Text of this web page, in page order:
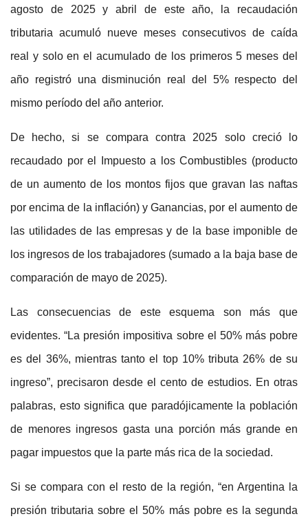
agosto de 2025 y abril de este año, la recaudación
tributaria acumuló nueve meses consecutivos de caída
real y solo en el acumulado de los primeros 5 meses del
año registró una disminución real del 5% respecto del
mismo período del año anterior.
De hecho, si se compara contra 2025 solo creció lo
recaudado por el Impuesto a los Combustibles (producto
de un aumento de los montos fijos que gravan las naftas
por encima de la inflación) y Ganancias, por el aumento de
las utilidades de las empresas y de la base imponible de
los ingresos de los trabajadores (sumado a la baja base de
comparación de mayo de 2025).
Las consecuencias de este esquema son más que
evidentes. “La presión impositiva sobre el 50% más pobre
es del 36%, mientras tanto el top 10% tributa 26% de su
ingreso”, precisaron desde el cento de estudios. En otras
palabras, esto significa que paradójicamente la población
de menores ingresos gasta una porción más grande en
pagar impuestos que la parte más rica de la sociedad.
Si se compara con el resto de la región, “en Argentina la
presión tributaria sobre el 50% más pobre es la segunda